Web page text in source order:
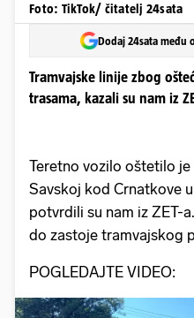
Foto: TikTok/ čitatelj 24sata
Dodaj 24sata među
Tramvajske linije zbog
trasama, kazali su nam iz
Teretno vozilo oštetilo
Savskoj kod Crnatkove
potvrdili su nam iz ZET-
do zastoje tramvajskog
POGLEDAJTE VIDEO: